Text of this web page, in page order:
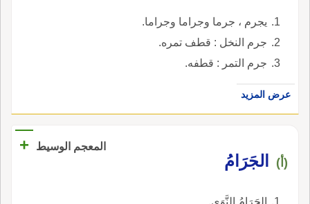
يجرم ، جرما وجراما وجراما.
جرم النخل : قطف تمره.
جرم التمر : قطفه.
عرض المزيد
المعجم الوسيط +
(أ) الجَرَامُ
الجَرَامُ النَّوَى.